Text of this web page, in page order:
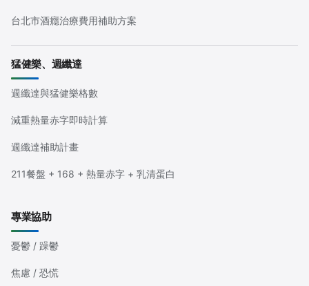
台北市酒癮治療費用補助方案
猛健樂、週纖達
週纖達與猛健樂格數
減重熱量赤字即時計算
週纖達補助計畫
211餐盤 + 168 + 熱量赤字 + 乳清蛋白
專業協助
憂鬱 / 躁鬱
焦慮 / 恐慌